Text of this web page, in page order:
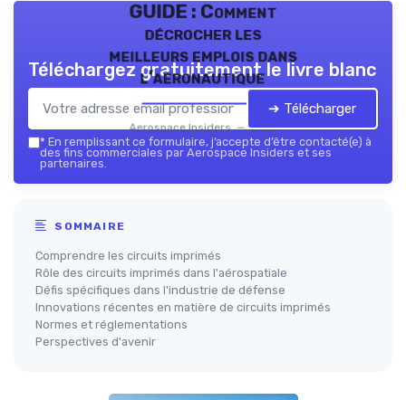
GUIDE : Comment
décrocher les
meilleurs emplois dans
l’aéronautique
Aerospace Insiders — 2026
Téléchargez gratuitement le livre blanc
➔ Télécharger
* En remplissant ce formulaire, j’accepte d’être contacté(e) à
des fins commerciales par Aerospace Insiders et ses
partenaires.
SOMMAIRE
Comprendre les circuits imprimés
Rôle des circuits imprimés dans l'aérospatiale
Défis spécifiques dans l'industrie de défense
Innovations récentes en matière de circuits imprimés
Normes et réglementations
Perspectives d'avenir